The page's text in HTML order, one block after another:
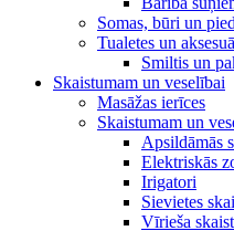
Somas, būri un
Tualetes un
Smiltis un
Skaistumam un veselībai
Masāžas ierīces
Skaistumam un
Apsildāmās
Elektriskās
Irigatori
Sievietes
Vīrieša